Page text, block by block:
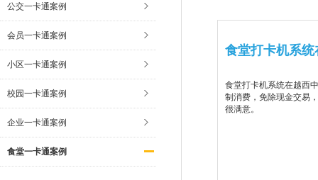
公交一卡通案例
会员一卡通案例
小区一卡通案例
校园一卡通案例
企业一卡通案例
食堂一卡通案例
食堂打卡机系
食堂打卡机系统在越西
制消费，免除现金交易
很满意。